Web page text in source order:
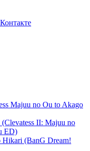
Majuu no Ou to Akago
II: Majuu no
ED)
(BanG Dream!